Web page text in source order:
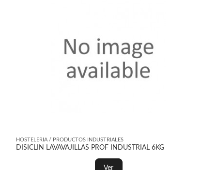
HOSTELERIA / PRODUCTOS INDUSTRIALES
DISICLIN LAVAVAJILLAS PROF INDUSTRIAL 6KG
Ver